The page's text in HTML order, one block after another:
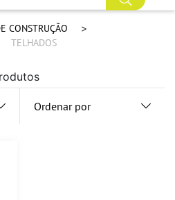
CONSTRUÇÃO
TELHADOS
Ordenar por